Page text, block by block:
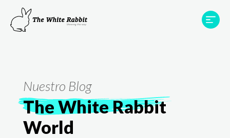
Projectes
Nuestro Blog
The White Rabbit
World